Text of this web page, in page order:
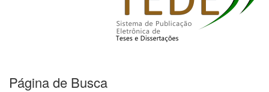
Página de Busca